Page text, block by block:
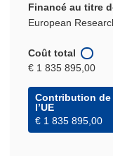
Financé au titre
European
Coût total
€ 1 835 895,00
Contribution de
l’UE
€ 1 835 895,00